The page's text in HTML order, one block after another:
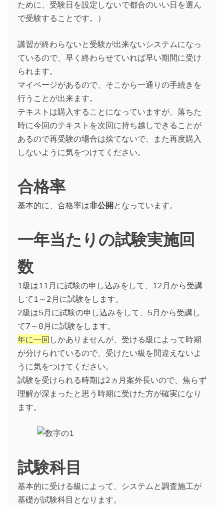
ために、受験日を設定しないで都合のいい日を選ん
で受験することです。）
講習が終わらないと受験が出来ないシステムになっ
ているので、早く終わらせていれば早い期間に受け
られます。
マイページがあるので、そこから一通りの手続きを
行うことが出来ます。
テキストは購入することになっていますが、落ちた
時に今回のテキストを次回に持ち越しできることが
あるので再受験の場合は捨てないで、また再度購入
しないように気をつけてください。
合格率
基本的に、合格率は非公開となっています。
一年当たりの試験実施回
数
1級は11月に試験の申し込みをして、12月から受講
して1～2月に試験をします。
2級は5月に試験の申し込みをして、5月から受講し
て7～8月に試験をします。
年に一回 しかありませんが、受ける級によって時期
が分けられているので、受けたい級を間違えないよ
うに気をつけてください。
試験を受けられる時期は2ヵ月案外長いので、焦らず
理解が深まったと思う時期に受けた方が確実になり
ます。
試験科目
基本的に受ける級によって、システムと調査施工が
基礎が試験科目となります。